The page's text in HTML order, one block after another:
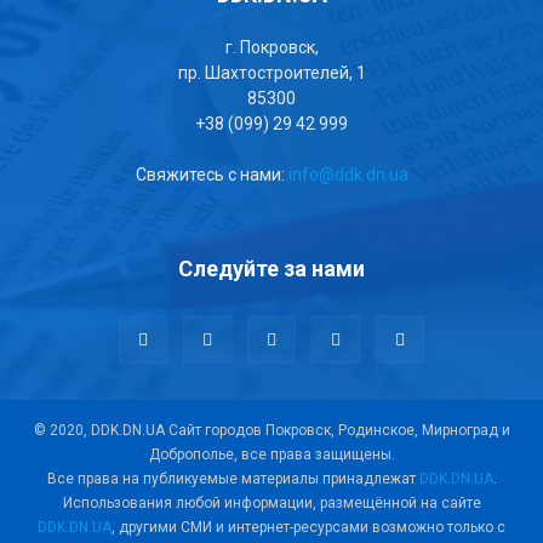
г. Покровск,
пр. Шахтостроителей, 1
85300
+38 (099) 29 42 999
Свяжитесь с нами: info@ddk.dn.ua
Следуйте за нами
© 2020, DDK.DN.UA Сайт городов Покровск, Родинское, Мирноград и
Доброполье, все права защищены.
Все права на публикуемые материалы принадлежат DDK.DN.UA.
Использования любой информации, размещённой на сайте
DDK.DN.UA, другими СМИ и интернет-ресурсами возможно только с